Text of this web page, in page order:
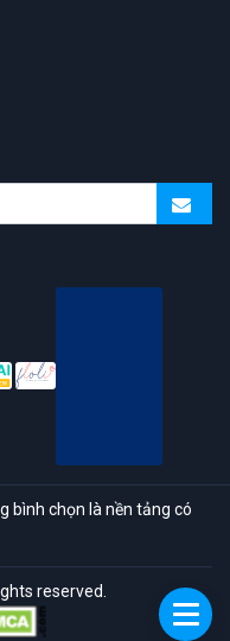
bình chọn là nền tảng có